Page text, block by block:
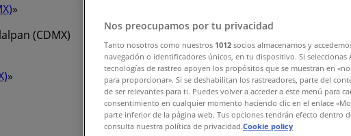
»
(CDMX)
»
Nos preocupamos por tu privacidad
Tanto nosotros como nuestros 1012 socios almacenamos y
navegación o identificadores únicos, en tu dispositivo. Si
tecnologías de rastreo apoyen los propósitos que se muestran en
para proporcionar». Si se deshabilitan los rastreadores, parte del
de ser relevantes para ti. Puedes volver a acceder a este menú para
consentimiento en cualquier momento haciendo clic en el enlace
parte inferior de la página web. Tus opciones tendrán efecto dentro
consulta nuestra política de privacidad.Cookie policy